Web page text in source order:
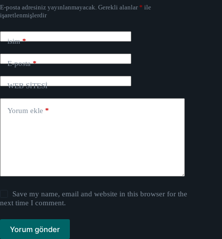
E-posta adresiniz yayınlanmayacak. Gerekli alanlar* ile
işaretlenmişlerdir
isim*
E-posta*
WEB SİTESİ
Yorum ekle *
Save my name, email and website in this browser for the
next time I comment.
Yorum gönder